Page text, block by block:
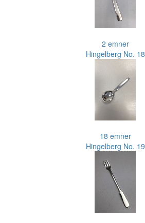
2 emner
Hingelberg No. 18
18 emner
Hingelberg No. 19